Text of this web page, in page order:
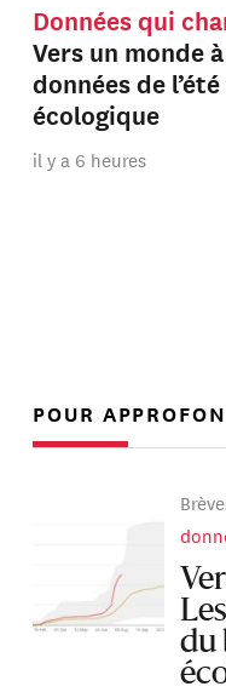
Données qui
Vers un monde à
données de
écologique
il y a 6 heures
POUR
du